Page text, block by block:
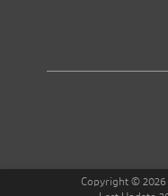
Copyright © 2026